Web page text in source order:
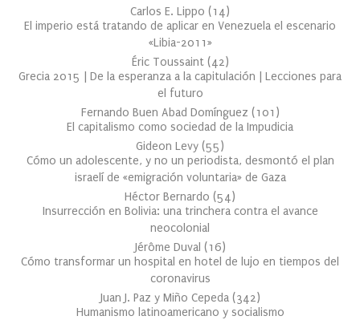
Carlos E. Lippo (14)
El imperio está tratando de aplicar en Venezuela el escenario
«Libia-2011»
Éric Toussaint (42)
Grecia 2015 | De la esperanza a la capitulación | Lecciones para
el futuro
Fernando Buen Abad Domínguez (101 )
El capitalismo como sociedad de la Impudicia
Gideon Levy (55)
Cómo un adolescente, y no un periodista, desmontó el plan
israelí de «emigración voluntaria» de Gaza
Héctor Bernardo (54)
Insurrección en Bolivia: una trinchera contra el avance
neocolonial
Jérôme Duval (16)
Cómo transformar un hospital en hotel de lujo en tiempos del
coronavirus
Juan J. Paz y Miño Cepeda (342)
Humanismo latinoamericano y socialismo